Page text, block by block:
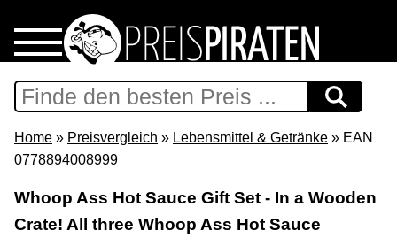
Home
Download
Support & Newsletter
Home » Preisvergleich » Lebensmittel & Getränke » EAN
0778894008999
Whoop Ass Hot Sauce Gift Set - In a Wooden
Crate! All three Whoop Ass Hot Sauce